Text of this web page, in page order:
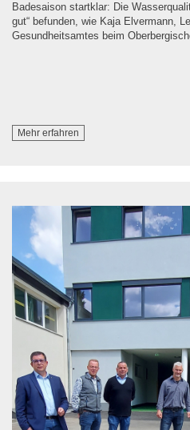
Badesaison startklar: Die
gut“ befunden, wie Kaja Elvermann,
Gesundheitsamtes beim
Mehr erfahren